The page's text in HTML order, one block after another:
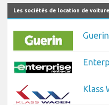
Les sociétés de location de
Guerin
Klass